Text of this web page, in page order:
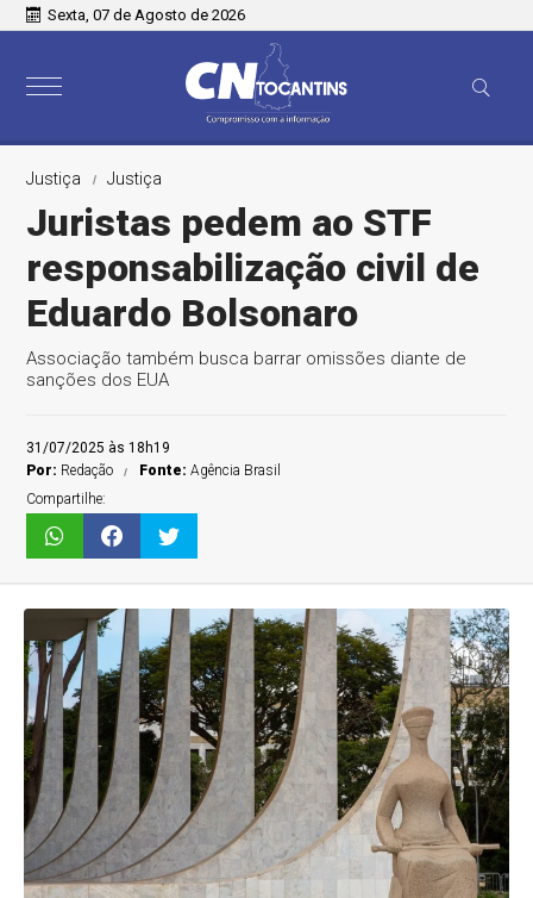
Sexta, 07 de Agosto de 2026
Justiça Justiça
Juristas pedem ao STF
responsabilização civil de
Eduardo Bolsonaro
Associação também busca barrar omissões diante de
sanções dos EUA
31/07/2025 às 18h19
Por: Redação Fonte:Agência Brasil
Compartilhe: